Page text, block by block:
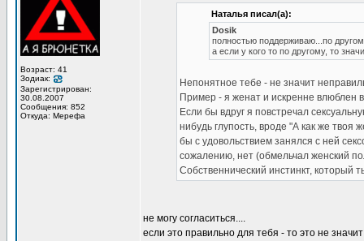
Возраст: 41
Зодиак:
Зарегистрирован:
30.08.2007
Сообщения: 852
Откуда: Мерефа
Наталья писал(а):
Dosik
полностью поддерживаю...по
а если у кого то по другому, то
Непонятное тебе - не значит
Пример - я женат и искренне влюблен
Если бы вдруг я повстречал
нибудь глупость, вроде "А как же твоя
бы с удовольствием занялся с ней
сожалению, нет (обмельчал женский
Собственнический инстинкт, который
не могу согласиться....
если это правильно для тебя - то это не